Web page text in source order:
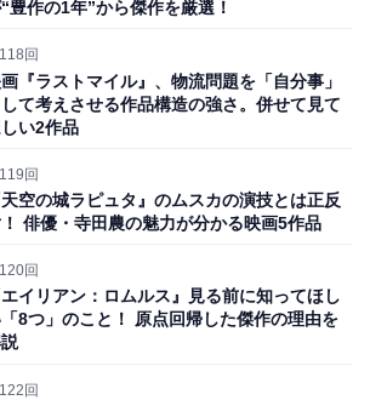
豊作の1年”から傑作を厳選！
回
『ラストマイル』、物流問題を「自分事」
して考えさせる作品構造の強さ。併せて見て
い2作品
回
天空の城ラピュタ』のムスカの演技とは正反
俳優・寺田農の魅力が分かる映画5作品
回
エイリアン：ロムルス』見る前に知ってほし
8つ」のこと！ 原点回帰した傑作の理由を
回